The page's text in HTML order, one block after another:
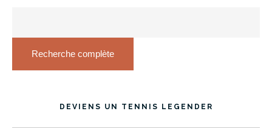
Recherche complète
DEVIENS UN TENNIS LEGENDER